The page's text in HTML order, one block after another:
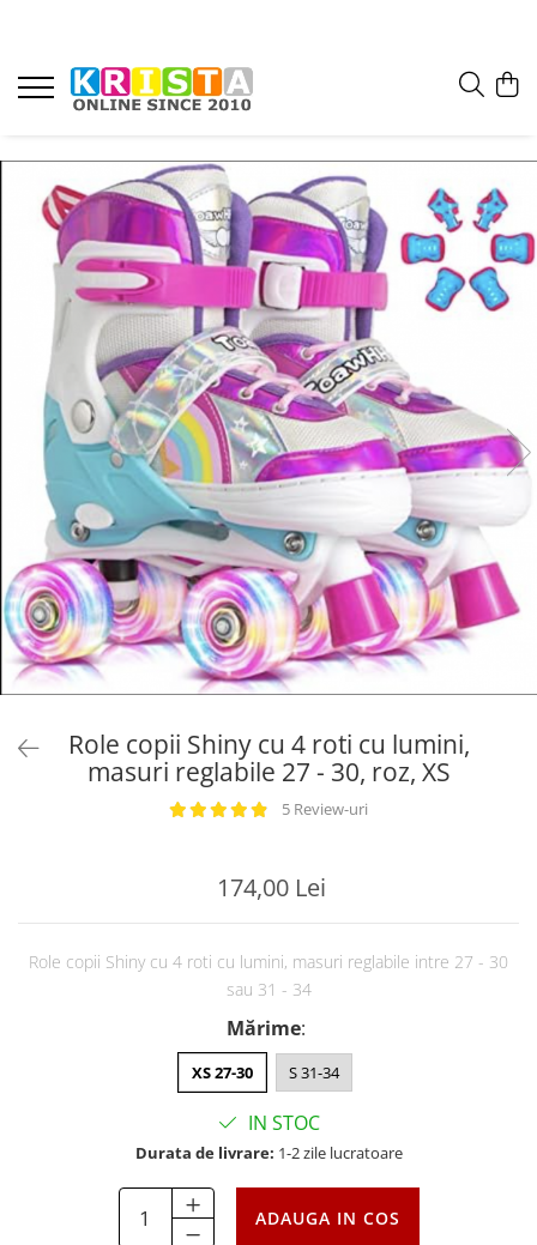
Role copii Shiny cu 4 roti cu lumini,
masuri reglabile 27 - 30, roz, XS
5 Review-uri
174,00 Lei
Role copii Shiny cu 4 roti cu lumini, masuri reglabile intre 27 - 30
sau 31 - 34
Mărime:
XS 27-30 S 31-34
IN STOC
Durata de livrare: 1-2 zile lucratoare
ADAUGA IN COS